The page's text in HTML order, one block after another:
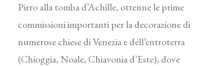
Pirro alla tomba d’Achille, ottenne le prime
commissioni importanti per la decorazione di
numerose chiese di Venezia e dell’entroterra
(Chioggia, Noale, Chiavonia d’Este), dove